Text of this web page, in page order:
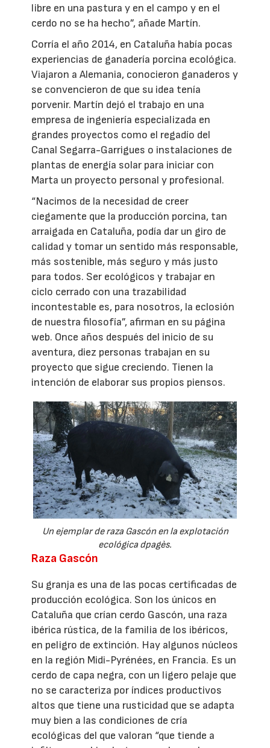
libre en una pastura y en el campo y en el
cerdo no se ha hecho”, añade Martín.
Corría el año 2014, en Cataluña había pocas
experiencias de ganadería porcina ecológica.
Viajaron a Alemania, conocieron ganaderos y
se convencieron de que su idea tenía
porvenir. Martín dejó el trabajo en una
empresa de ingeniería especializada en
grandes proyectos como el regadío del
Canal Segarra-Garrigues o instalaciones de
plantas de energía solar para iniciar con
Marta un proyecto personal y profesional.
“Nacimos de la necesidad de creer
ciegamente que la producción porcina, tan
arraigada en Cataluña, podía dar un giro de
calidad y tomar un sentido más responsable,
más sostenible, más seguro y más justo
para todos. Ser ecológicos y trabajar en
ciclo cerrado con una trazabilidad
incontestable es, para nosotros, la eclosión
de nuestra filosofía”, afirman en su página
web. Once años después del inicio de su
aventura, diez personas trabajan en su
proyecto que sigue creciendo. Tienen la
intención de elaborar sus propios piensos.
Un ejemplar de raza Gascón en la explotación
ecológica dpagès.
Raza Gascón
Su granja es una de las pocas certificadas de
producción ecológica. Son los únicos en
Cataluña que crían cerdo Gascón, una raza
ibérica rústica, de la familia de los ibéricos,
en peligro de extinción. Hay algunos núcleos
en la región Midi-Pyrénées, en Francia. Es un
cerdo de capa negra, con un ligero pelaje que
no se caracteriza por índices productivos
altos que tiene una rusticidad que se adapta
muy bien a las condiciones de cría
ecológicas del que valoran “que tiende a